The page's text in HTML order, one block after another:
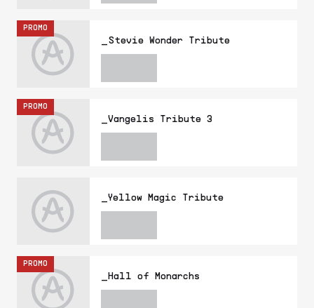
PROMO
_Stevie Wonder Tribute
PROMO
_Vangelis Tribute 3
_Yellow Magic Tribute
PROMO
_Hall of Monarchs